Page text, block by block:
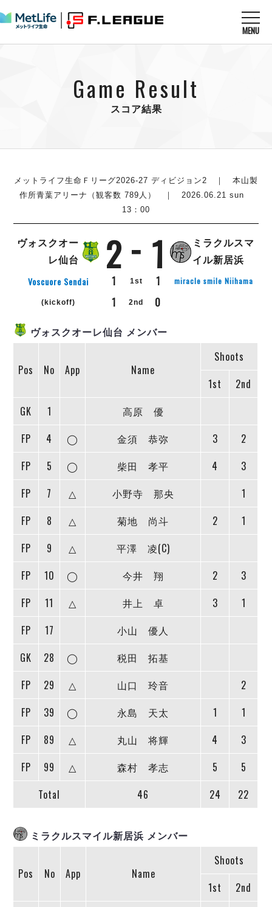
MENU
すべてのニュース
U-23選抜
チケット
メディア情報
その他
試合を観る MATCHES
順位表
戦績表
警告・退場・出場停止選手
個人ランキング｜シュート
個人ランキング｜シュート成功率
個人ランキング｜第2PK
メットライフ生命Ｆ２リーグ
戦績表
個人ランキング｜ゴール
個人ランキング｜シュート成功率
メットライフ生命Ｆリーグカップ 2026
試合日程・結果
アリーナ情報
チケット情報
バルドラール浦安
フウガドールすみだ
しながわシティ
立川アスレティックFC
ペスカドーラ町田
湘南ベルマーレ
名古屋オーシャンズ
ボルクバレット北九州
メットライフ生命Ｆ２リーグ
マルバ水戸FC
Y．S．C．C．横浜
ヴィンセドール白山
デウソン神戸
ミラクルスマイル新居浜
チケットを買う TICKET
アリーナ情報
ABOUT US
リーグ概要
リーグ要項
アリーナ観戦マナー&ルール
Ｆリーグカップ 試合記録
リーグ統計データ
ハットトリック
担当審判員
選手の通算記録（Ｆ１）
エスポラーダ北海道
フウガドールすみだ
しながわシティ
ペスカドーラ町田
ボアルース長野
名古屋オーシャンズ
ボルクバレット北九州
選手の通算記録（Ｆ２）
マルバ水戸FC
Y．S．C．C．横浜
FOLLOW US!
Game Result
スコア結果
メットライフ生命Ｆリーグ2026-27 ディビジョン2
｜ 本山製
作所青葉アリーナ（観客数 789人） ｜ 2026.06.21 sun
13：00
ヴォスクオー
レ仙台
2 1
ミラクルスマ
イル新居浜
Voscuore Sendai 1 1st 1 miracle smile Niihama
(kickoff) 1 2nd
0
ヴォスクオーレ仙台 メンバー
Pos No App Name
Shoots
1st
2nd
GK
1
高原 優
FP
4 ◯ 金須 恭弥 3
2
FP
5 ◯ 柴田 孝平 4
3
FP
7 △ 小野寺 那央
1
FP
8 △ 菊地 尚斗 2
1
FP
9 △
平澤 凌(C)
FP
10 ◯ 今井 翔 2
3
FP
11 △ 井上 卓 3
1
FP
17
小山 優人
GK
28 ◯
税田 拓基
FP
29 △ 山口 玲音
2
FP
39 ◯ 永島 天太 1
1
FP
89 △ 丸山 将輝 4
3
FP
99 △ 森村 孝志 5
5
Total
46 24 22
ミラクルスマイル新居浜 メンバー
Pos No App Name
Shoots
1st
2nd